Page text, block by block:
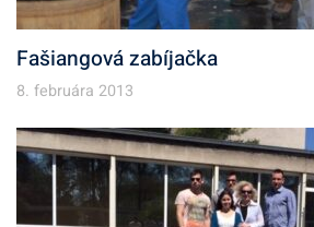
Fašiangová zabíjačka
8. februára 2013